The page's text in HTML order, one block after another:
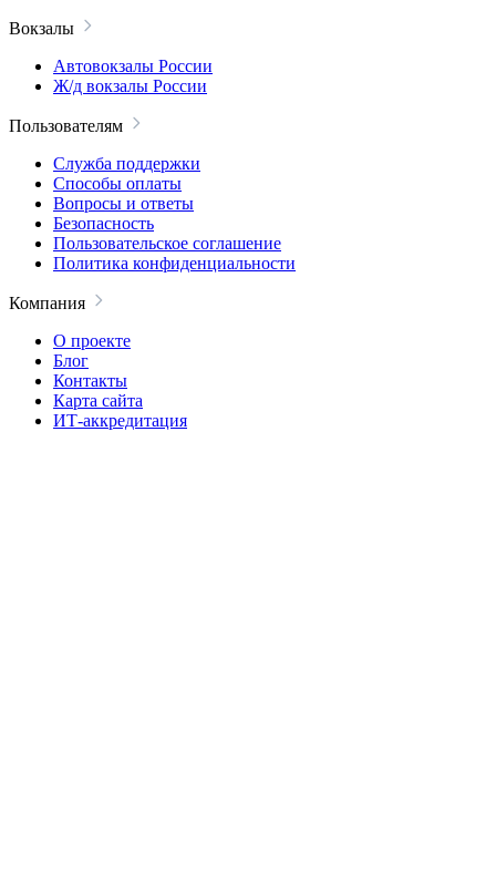
Вокзалы
Автовокзалы России
Ж/д вокзалы России
Пользователям
Служба поддержки
Способы оплаты
Вопросы и ответы
Безопасность
Пользовательское соглашение
Политика конфиденциальности
Компания
О проекте
Блог
Контакты
Карта сайта
ИТ-аккредитация